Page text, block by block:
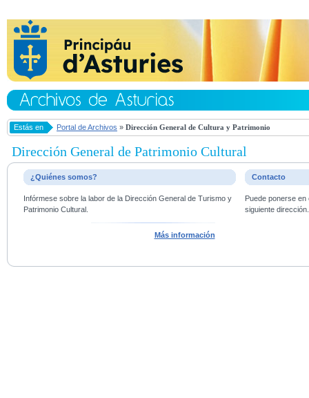
Estás en Portal de Archivos » Dirección General de Cultura y Patrimonio
Dirección General de Patrimonio Cultural
¿Quiénes somos?
Infórmese sobre la labor de la Dirección General de Turismo y
Patrimonio Cultural.
Más información
Contacto
Puede ponerse
siguiente dirección.